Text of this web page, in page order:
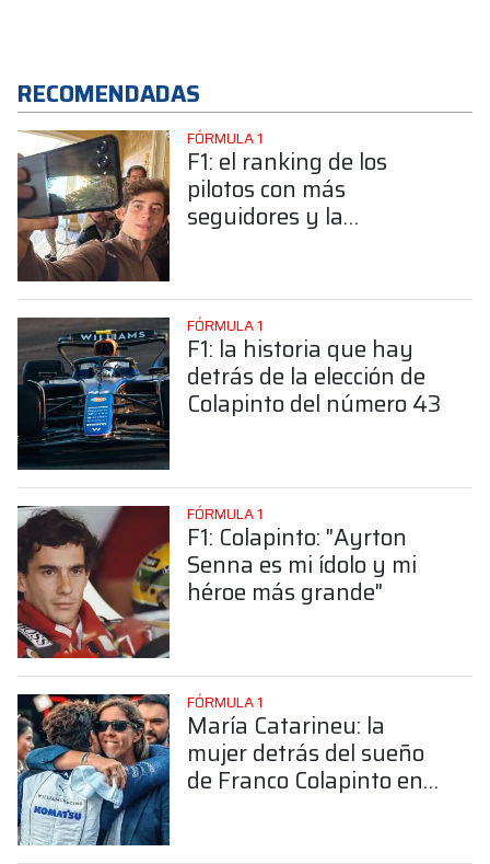
RECOMENDADAS
FÓRMULA 1
F1: el ranking de los
pilotos con más
seguidores y la
FÓRMULA 1
F1: la historia que hay
detrás de la elección de
Colapinto del número 43
FÓRMULA 1
F1: Colapinto: "Ayrton
Senna es mi ídolo y mi
héroe más grande"
FÓRMULA 1
María Catarineu: la
mujer detrás del sueño
de Franco Colapinto en